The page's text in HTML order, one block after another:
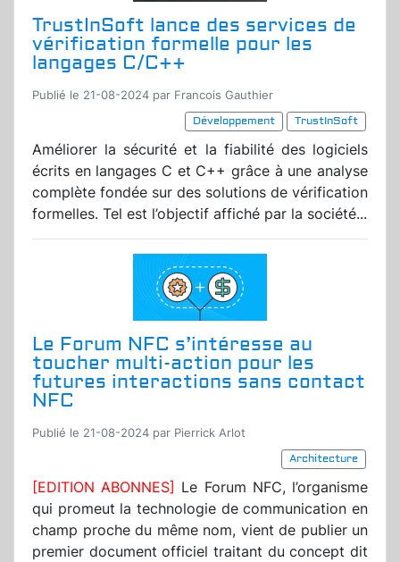
TrustInSoft lance des services de
vérification formelle pour les
langages C/C++
Publié le 21-08-2024 par Francois Gauthier
Développement
TrustInSoft
Améliorer la sécurité et la fiabilité des logiciels
écrits en langages C et C++ grâce à une analyse
complète fondée sur des solutions de vérification
formelles. Tel est l’objectif affiché par la société...
Le Forum NFC s’intéresse au
toucher multi-action pour les
futures interactions sans contact
NFC
Publié le 21-08-2024 par Pierrick Arlot
Architecture
[EDITION ABONNES] Le Forum NFC, l’organisme
qui promeut la technologie de communication en
champ proche du même nom, vient de publier un
premier document officiel traitant du concept dit